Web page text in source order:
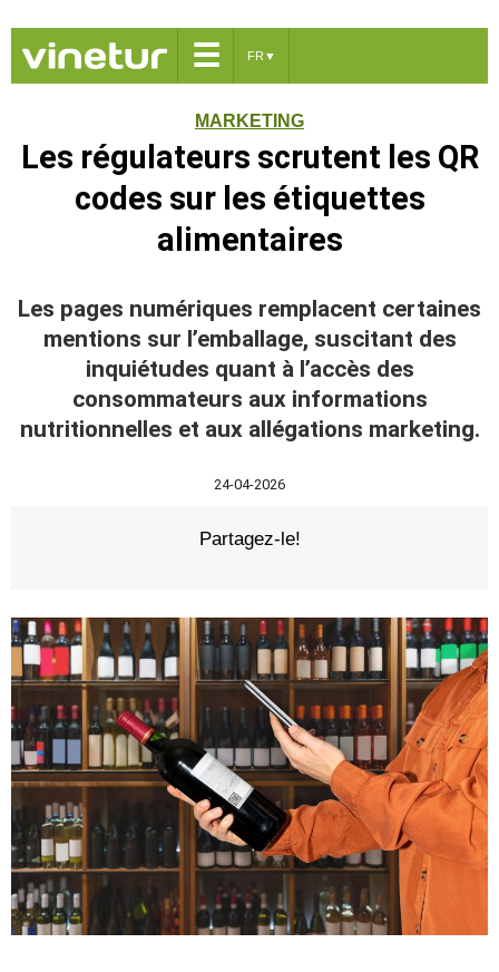
☰ FR ▼
MARKETING
Les régulateurs scrutent les QR
codes sur les étiquettes
alimentaires
Les pages numériques remplacent certaines
mentions sur l’emballage, suscitant des
inquiétudes quant à l’accès des
consommateurs aux informations
nutritionnelles et aux allégations marketing.
24-04-2026
Partagez-le!